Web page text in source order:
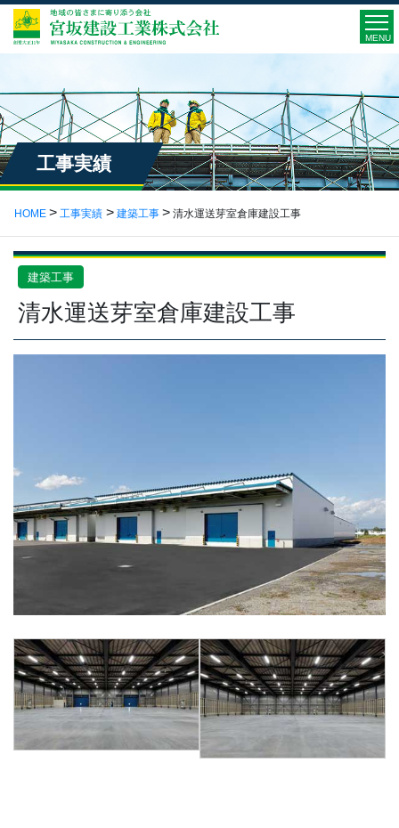
MENU
工事実績
HOME 工事実績 建築工事 清水運送芽室倉庫建設工事
建築工事
清水運送芽室倉庫建設工事